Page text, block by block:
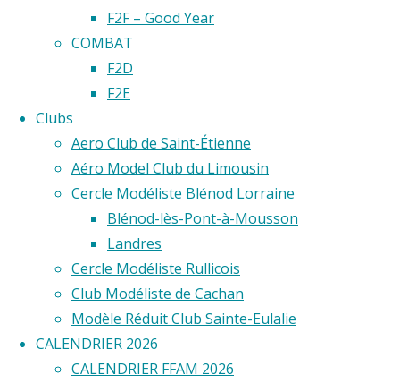
F2F – Good Year
COMBAT
F2D
F2E
Clubs
Aero Club de Saint-Étienne
Aéro Model Club du Limousin
Cercle Modéliste Blénod Lorraine
Blénod-lès-Pont-à-Mousson
Landres
Cercle Modéliste Rullicois
Club Modéliste de Cachan
Modèle Réduit Club Sainte-Eulalie
CALENDRIER 2026
CALENDRIER FFAM 2026